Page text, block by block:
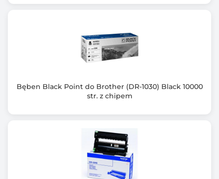
Bęben Black Point do Brother (DR-1030) Black 10000
str. z chipem